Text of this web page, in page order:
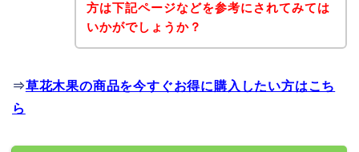
方は下記ページなどを参考にされてみては
いかがでしょうか？
⇒草花木果の商品を今すぐお得に購入したい方はこち
ら